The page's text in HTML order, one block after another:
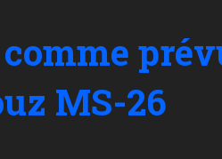
comme
MS-26